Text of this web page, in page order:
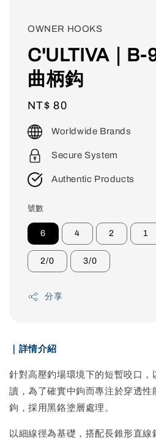
OWNER HOOKS
C'ULTIVA｜B-
曲柄鈎
Regular
price
NT$ 80
Worldwide Brands
Secure System
Authentic Products
號數
6 4 2 1
2/0 3/0
分享
｜詳情介紹
針對高壓釣場環境下的短暫咬口，
讀，為了確實中鉤而專注於穿透性
鉤，採用黑鉻塗層處理。
以細線徑為基礎，搭配長錐形直線